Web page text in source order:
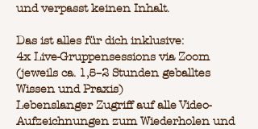
und verpasst keinen Inhalt.
Das ist alles für dich inklusive:
4x Live-Gruppensessions via Zoom
(jeweils ca. 1,5–2 Stunden geballtes
Wissen und Praxis)
Lebenslanger Zugriff auf alle Video-
Aufzeichnungen zum Wiederholen und